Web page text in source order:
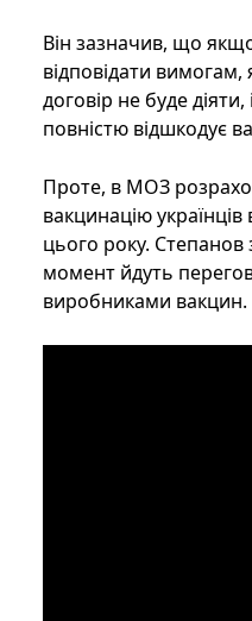
Він зазначив, що
відповідати вимогам,
договір не буде
повністю відшкодує
Проте, в МОЗ
вакцинацію
цього року.
момент йдуть
виробниками вакцин.